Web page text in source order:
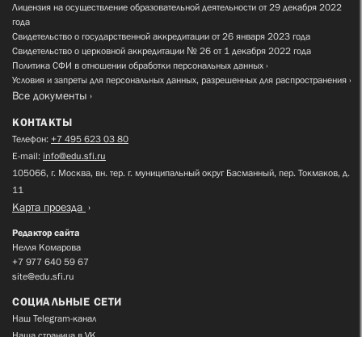
Лицензия на осуществление образовательной деятельности от 29 декабря 2022
года
Свидетельство о государственной аккредитации от 26 января 2023 года
Свидетельство о церковной аккредитации № 26 от 1 декабря 2022 года
Политика СФИ в отношении обработки персональных данных
Условия и запреты для персональных данных, разрешенных для распространения
Все документы
КОНТАКТЫ
Телефон: +7 495 623 03 80
E-mail: info@edu.sfi.ru
105066, г. Москва, вн. тер. г. муниципальный округ Басманный, пер. Токмаков, д.
11
Карта проезда
Редактор сайта
Нелля Комарова
+7 977 640 59 67
site@edu.sfi.ru
СОЦИАЛЬНЫЕ СЕТИ
Наш Telegram-канал